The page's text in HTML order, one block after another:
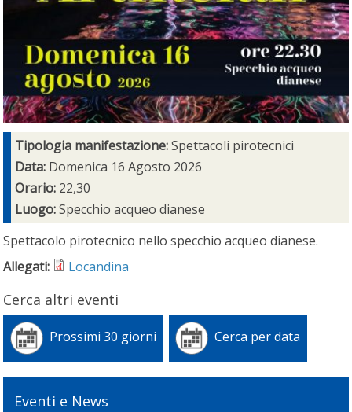
Tipologia manifestazione:Spettacoli pirotecnici
Data: Domenica 16 Agosto 2026
Orario: 22,30
Luogo:Specchio acqueo dianese
Spettacolo pirotecnico nello specchio acqueo dianese.
Allegati:
Locandina
Cerca altri eventi
Prossimi 30 giorni Cerca per data
Eventi e News